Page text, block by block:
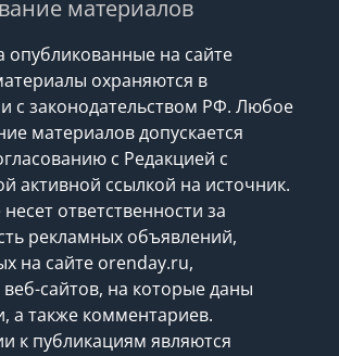
материалов
опубликованные на сайте
охраняются в
с законодательством РФ. Любое
материалов допускается
с Редакцией с
активной ссылкой на источник.
ответственности за
рекламных объявлений,
на сайте orenday.ru,
сайтов, на которые даны
а также комментариев.
к публикациям являются